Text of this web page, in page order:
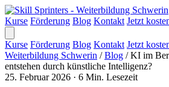
Kurse Förderung Blog Kontakt Jetzt
Kurse Förderung Blog Kontakt Jetzt
Weiterbildung Schwerin / Blog / KI im
entstehen durch künstliche Intelligenz?
25. Februar 2026 · 6 Min. Lesezeit